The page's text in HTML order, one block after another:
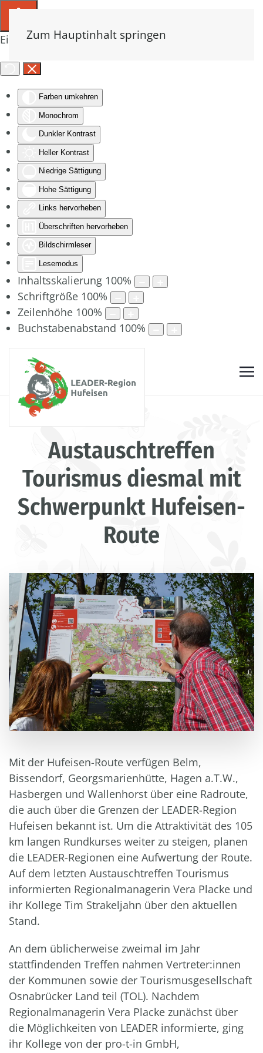
Eingabehilfen öffnen
Farben umkehren
Monochrom
Dunkler Kontrast
Heller Kontrast
Niedrige Sättigung
Hohe Sättigung
Links hervorheben
Überschriften hervorheben
Bildschirmleser
Lesemodus
Inhaltsskalierung 100%
Schriftgröße 100%
Zeilenhöhe 100%
Buchstabenabstand 100%
Zum Hauptinhalt springen
Austauschtreffen
Tourismus diesmal mit
Schwerpunkt Hufeisen-
Route
Mit der Hufeisen-Route verfügen Belm,
Bissendorf, Georgsmarienhütte, Hagen a.T.W.,
Hasbergen und Wallenhorst über eine Radroute,
die auch über die Grenzen der LEADER-Region
Hufeisen bekannt ist. Um die Attraktivität des 105
km langen Rundkurses weiter zu steigen, planen
die LEADER-Regionen eine Aufwertung der Route.
Auf dem letzten Austauschtreffen Tourismus
informierten Regionalmanagerin Vera Placke und
ihr Kollege Tim Strakeljahn über den aktuellen
Stand.
An dem üblicherweise zweimal im Jahr
stattfindenden Treffen nahmen Vertreter:innen
der Kommunen sowie der Tourismusgesellschaft
Osnabrücker Land teil (TOL). Nachdem
Regionalmanagerin Vera Placke zunächst über
die Möglichkeiten von LEADER informierte, ging
ihr Kollege von der pro-t-in GmbH,